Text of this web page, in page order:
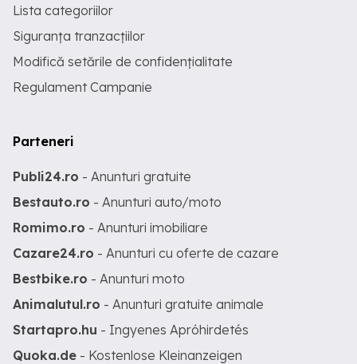
Lista categoriilor
Siguranța tranzacțiilor
Modifică setările de confidențialitate
Regulament Campanie
Parteneri
Publi24.ro - Anunturi gratuite
Bestauto.ro - Anunturi auto/moto
Romimo.ro - Anunturi imobiliare
Cazare24.ro - Anunturi cu oferte de cazare
Bestbike.ro - Anunturi moto
Animalutul.ro - Anunturi gratuite animale
Startapro.hu - Ingyenes Apróhirdetés
Quoka.de - Kostenlose Kleinanzeigen